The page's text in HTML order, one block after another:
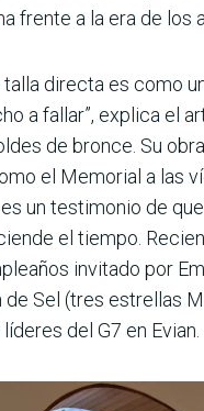
frente a la era de los
talla directa es como
a fallar”, explica el
de bronce. Su
el Memorial a las
un testimonio de
el tiempo.
invitado por
Sel (tres estrellas
del G7 en Evian.